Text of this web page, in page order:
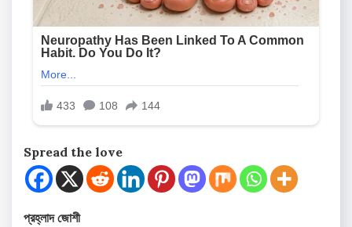
Spread the love
প্রহ্লাদ জোশী